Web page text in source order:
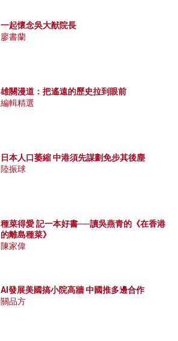
一起懷念吳大猷院長
廖書蘭
雄關漫道：把遙遠的歷史拉到眼前
編輯精選
日本人口萎縮 中港須先謀劃免步其後塵
陸振球
種菜得愛 記一本好書──讀吳燕青的《在香港
的離島種菜》
陳家偉
AI發展美國搞小院高牆 中國推多邊合作
關品方